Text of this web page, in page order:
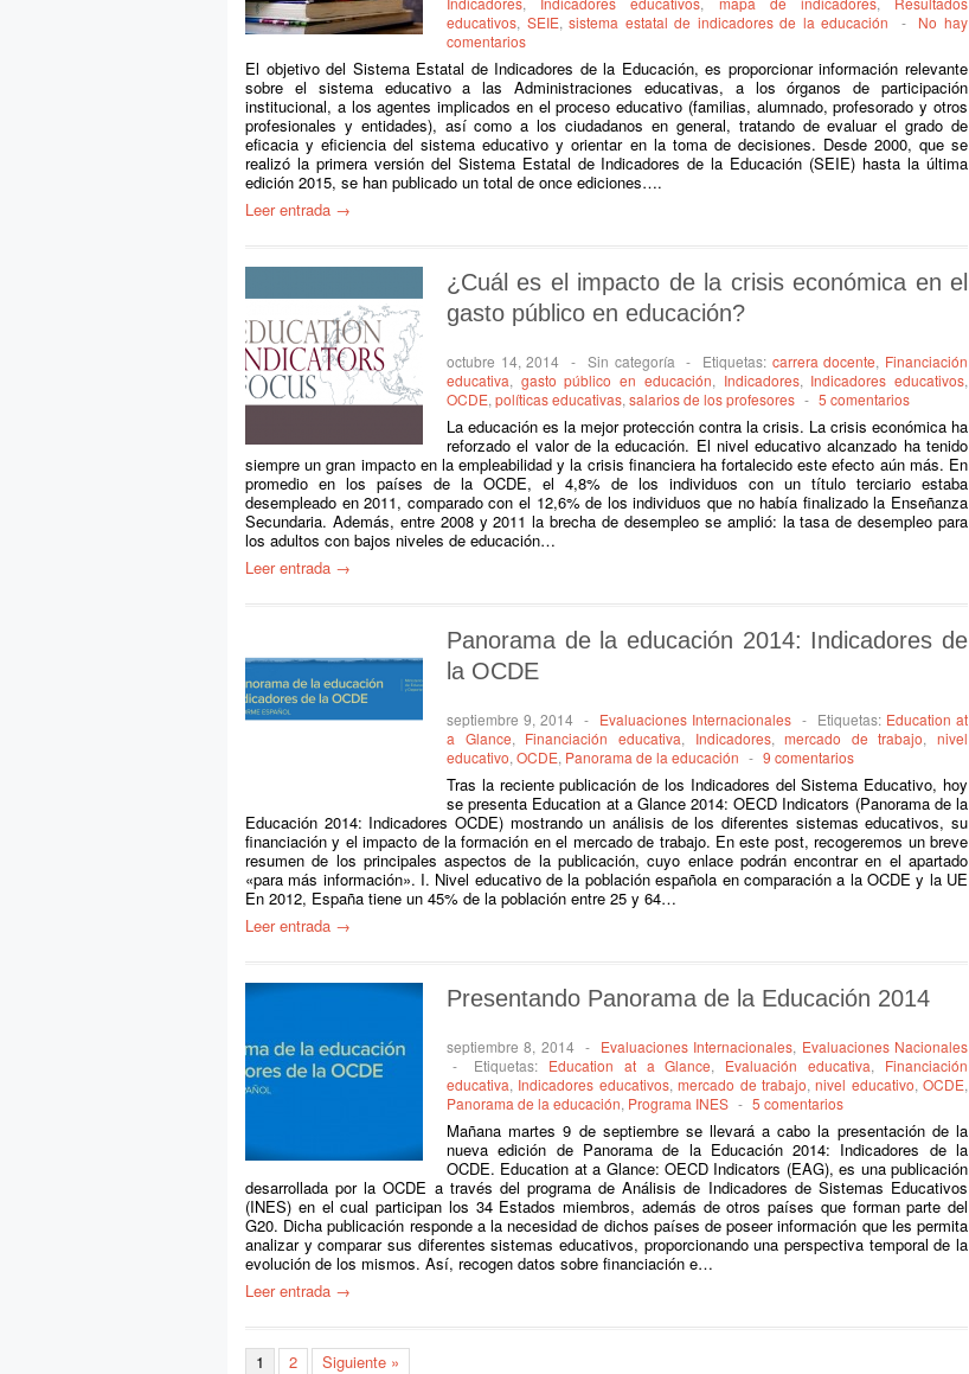
educativos, SEIE,sistema estatal de indicadores de la educación -
No hay
comentarios
El objetivo del Sistema Estatal de Indicadores de la Educación, es proporcionar información relevante
sobre el sistema educativo a las Administraciones educativas, a los órganos de participación
institucional, a los agentes implicados en el proceso educativo (familias, alumnado, profesorado y otros
profesionales y entidades), así como a los ciudadanos en general, tratando de evaluar el grado de
eficacia y eficiencia del sistema educativo y orientar en la toma de decisiones. Desde 2000, que se
realizó la primera versión del Sistema Estatal de Indicadores de la Educación (SEIE) hasta la última
edición 2015, se han publicado un total de once ediciones….
Leer entrada →
¿Cuál es el impacto de la crisis económica en el
gasto público en educación?
octubre 14, 2014 - Sin categoría - Etiquetas: carrera docente, Financiación
educativa, gasto público en educación, Indicadores, Indicadores educativos,
OCDE, políticas educativas, salarios de los profesores - 5 comentarios
La educación es la mejor protección contra la crisis. La crisis económica ha
reforzado el valor de la educación. El nivel educativo alcanzado ha tenido
siempre un gran impacto en la empleabilidad y la crisis financiera ha fortalecido este efecto aún más. En
promedio en los países de la OCDE, el 4,8% de los individuos con un título terciario estaba
desempleado en 2011, comparado con el 12,6% de los individuos que no había finalizado la Enseñanza
Secundaria. Además, entre 2008 y 2011 la brecha de desempleo se amplió: la tasa de desempleo para
los adultos con bajos niveles de educación…
Leer entrada →
Panorama de la educación 2014: Indicadores de
la OCDE
septiembre 9, 2014 - Evaluaciones Internacionales - Etiquetas: Education at
a Glance, Financiación educativa, Indicadores,mercado de trabajo, nivel
educativo, OCDE, Panorama de la educación - 9 comentarios
Tras la reciente publicación de los Indicadores del Sistema Educativo, hoy
se presenta Education at a Glance 2014: OECD Indicators (Panorama de la
Educación 2014: Indicadores OCDE) mostrando un análisis de los diferentes sistemas educativos, su
financiación y el impacto de la formación en el mercado de trabajo. En este post, recogeremos un breve
resumen de los principales aspectos de la publicación, cuyo enlace podrán encontrar en el apartado
«para más información». I. Nivel educativo de la población española en comparación a la OCDE y la UE
En 2012, España tiene un 45% de la población entre 25 y 64…
Leer entrada →
Presentando Panorama de la Educación 2014
septiembre 8, 2014 - Evaluaciones Internacionales, Evaluaciones Nacionales
-
Etiquetas: Education at a Glance, Evaluación educativa, Financiación
educativa, Indicadores educativos,mercado de trabajo,nivel educativo, OCDE,
Panorama de la educación, Programa INES - 5 comentarios
Mañana martes 9 de septiembre se llevará a cabo la presentación de la
nueva edición de Panorama de la Educación 2014: Indicadores de la
OCDE. Education at a Glance: OECD Indicators (EAG), es una publicación
desarrollada por la OCDE a través del programa de Análisis de Indicadores de Sistemas Educativos
(INES) en el cual participan los 34 Estados miembros, además de otros países que forman parte del
G20. Dicha publicación responde a la necesidad de dichos países de poseer información que les permita
analizar y comparar sus diferentes sistemas educativos, proporcionando una perspectiva temporal de la
evolución de los mismos. Así, recogen datos sobre financiación e…
Leer entrada →
1 2 Siguiente »